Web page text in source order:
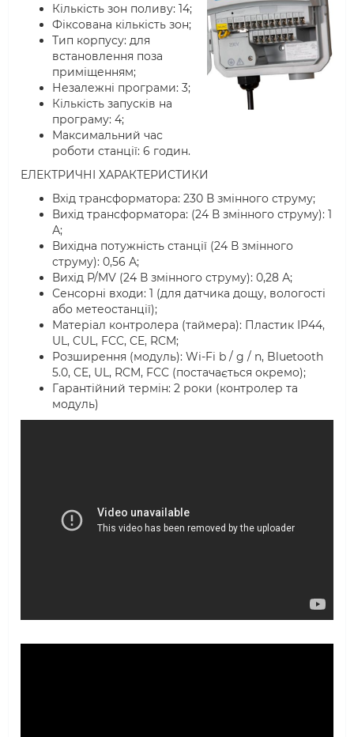
Кількість зон поливу: 14;
Фіксована кількість зон;
Тип корпусу: для
встановлення поза
приміщенням;
Незалежні програми: 3;
Кількість запусків на
програму: 4;
Максимальний час
роботи станції: 6 годин.
ЕЛЕКТРИЧНІ ХАРАКТЕРИСТИКИ
Вхід трансформатора: 230 В змінного струму;
Вихід трансформатора: (24 В змінного струму): 1
А;
Вихідна потужність станції (24 В змінного
струму): 0,56 А;
Вихід P/MV (24 В змінного струму): 0,28 А;
Сенсорні входи: 1 (для датчика дощу, вологості
або метеостанції);
Матеріал контролера (таймера): Пластик IP44,
UL, CUL, FCC, CE, RCM;
Розширення (модуль): Wi-Fi b / g / n, Bluetooth
5.0, CE, UL, RCM, FCC (постачається окремо);
Гарантійний термін: 2 роки (контролер та
модуль)